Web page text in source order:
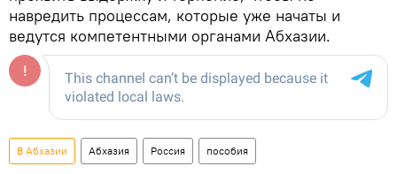
навредить процессам, которые уже начаты и
ведутся компетентными органами Абхазии.
В Абхазии Абхазия Россия пособия